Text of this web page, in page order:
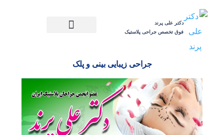
دکتر علی پرند
فوق تخصص جراحی پلاستیک
جراحی زیبایی بینی​ و پلک